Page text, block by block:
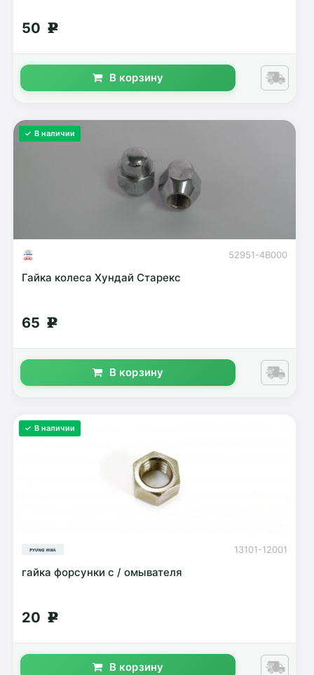
50 g
В корзину
✓ В наличии
52951-4B000
Гайка колеса Хундай Старекс
65 g
В корзину
✓ В наличии
13101-12001
гайка форсунки с / омывателя
20 g
В корзину